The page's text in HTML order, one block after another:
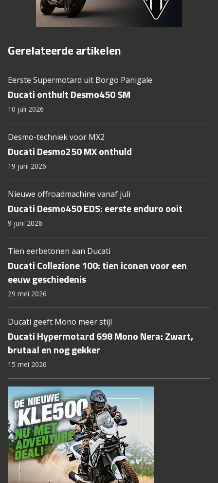
Gerelateerde artikelen
Eerste Supermotard uit Borgo Panigale
Ducati onthult Desmo450 SM
10 juli 2026
Desmo-techniek voor MX2
Ducati Desmo250 MX onthuld
19 juni 2026
Nieuwe offroadmachine vanaf juli
Ducati Desmo450 EDS: eerste enduro ooit
9 juni 2026
Tien eerbetonen aan Ducati
Ducati Collezione 100: tien iconen voor een
eeuw geschiedenis
29 mei 2026
Ducati geeft Mono meer stijl
Ducati Hypermotard 698 Mono Nera: Zwart,
brutaal en nog gekker
15 mei 2026